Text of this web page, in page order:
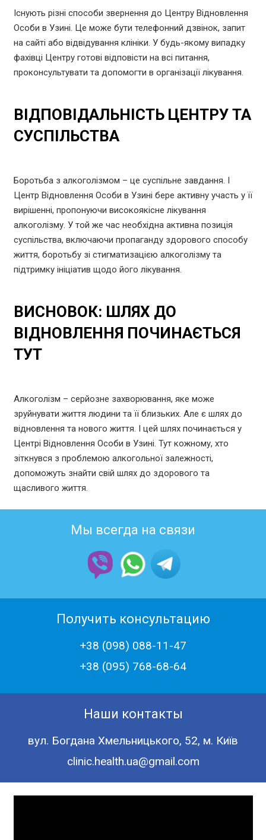
Існують різні способи звернення до Центру Відновлення
Особи в Узині. Це може бути телефонний дзвінок, запит
на сайті або відвідування клініки. У будь-якому випадку
фахівці Центру готові відповісти на всі питання,
проконсультувати та допомогти в організації лікування.
ВІДПОВІДАЛЬНІСТЬ ЦЕНТРУ ТА
СУСПІЛЬСТВА
Боротьба з алкоголізмом – це суспільне завдання. І
Центр Відновлення Особи в Узині бере активну участь у її
вирішенні, пропонуючи високоякісне лікування
алкоголізму. У той же час необхідна активна позиція
суспільства, включаючи пропаганду здорового способу
життя, боротьбу зі стигматизацією алкоголізму та
підтримку ініціатив щодо його лікування.
ВИСНОВОК: ШЛЯХ ДО
ВІДНОВЛЕННЯ ПОЧИНАЄТЬСЯ
ТУТ
Алкоголізм – серйозне захворювання, яке може
зруйнувати життя людини та її близьких. Але є шлях до
відновлення та нового життя. І цей шлях починається у
Центрі Відновлення Особи в Узині. Тут кожному, хто
зіткнувся з проблемою алкогольної залежності,
допоможуть знайти свій шлях до здорового та
щасливого життя.
Мы всегда на связи
Получить консультацию
+38 (098) 088-11-47
+38 (‎095) 768-68-64
Наши контакты
вул. Богдана Хмельницького, 52, м. Київ
clinic.health.ua@gmail.com